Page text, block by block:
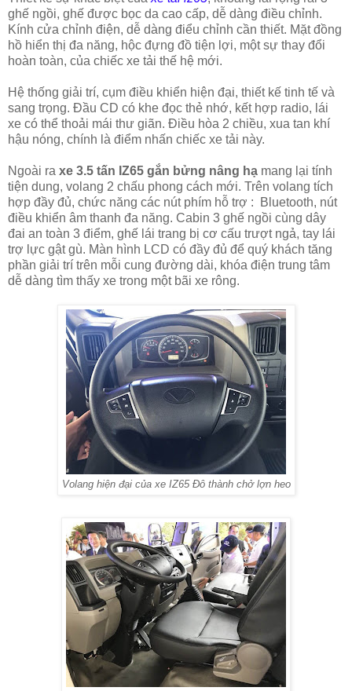
ghế ngồi, ghế được bọc da cao cấp, dễ dàng điều chỉnh.
Kính cửa chỉnh điện, dễ dàng điểu chỉnh cần thiết. Mặt đồng
hồ hiển thị đa năng, hộc đựng đồ tiện lợi, một sự thay đổi
hoàn toàn, của chiếc xe tải thế hệ mới.
Hệ thống giải trí, cụm điều khiển hiện đại, thiết kế tinh tế và
sang trọng. Đầu CD có khe đọc thẻ nhớ, kết hợp radio, lái
xe có thể thoải mái thư giãn. Điều hòa 2 chiều, xua tan khí
hậu nóng, chính là điểm nhấn chiếc xe tải này.
Ngoài ra xe 3.5 tấn IZ65 gắn bửng nâng hạ mang lại tính
tiện dung, volang 2 chấu phong cách mới. Trên volang tích
hợp đầy đủ, chức năng các nút phím hỗ trợ : Bluetooth, nút
điều khiển âm thanh đa năng. Cabin 3 ghế ngồi cùng dây
đai an toàn 3 điểm, ghế lái trang bị cơ cấu trượt ngả, tay lái
trợ lực gật gù. Màn hình LCD có đầy đủ để quý khách tăng
phần giải trí trên mỗi cung đường dài, khóa điện trung tâm
dễ dàng tìm thấy xe trong một bãi xe rông.
Volang hiện đại của xe IZ65 Đô thành chở lợn heo